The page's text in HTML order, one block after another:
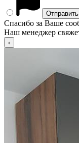
Спасибо за Ваше
Наш менеджер